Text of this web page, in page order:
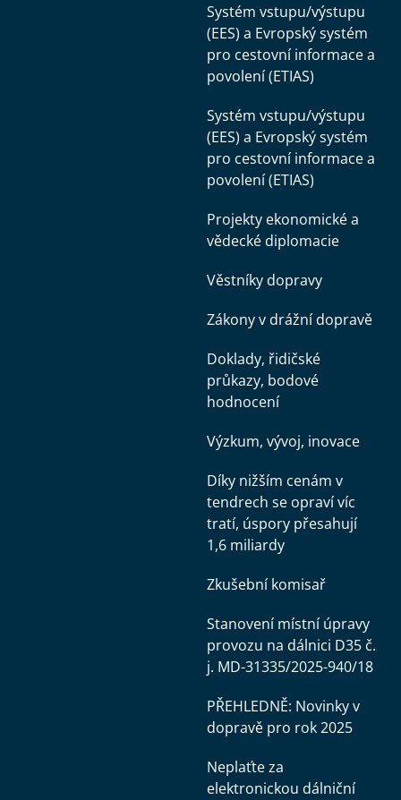
Systém vstupu/výstupu
(EES) a Evropský systém
pro cestovní informace a
povolení (ETIAS)
Systém vstupu/výstupu
(EES) a Evropský systém
pro cestovní informace a
povolení (ETIAS)
Projekty ekonomické a
vědecké diplomacie
Věstníky dopravy
Zákony v drážní dopravě
Doklady, řidičské
průkazy, bodové
hodnocení
Výzkum, vývoj, inovace
Díky nižším cenám v
tendrech se opraví víc
tratí, úspory přesahují
1,6 miliardy
Zkušební komisař
Stanovení místní úpravy
provozu na dálnici D35 č.
j. MD-31335/2025-940/18
PŘEHLEDNĚ: Novinky v
dopravě pro rok 2025
Neplaťte za
elektronickou dálniční